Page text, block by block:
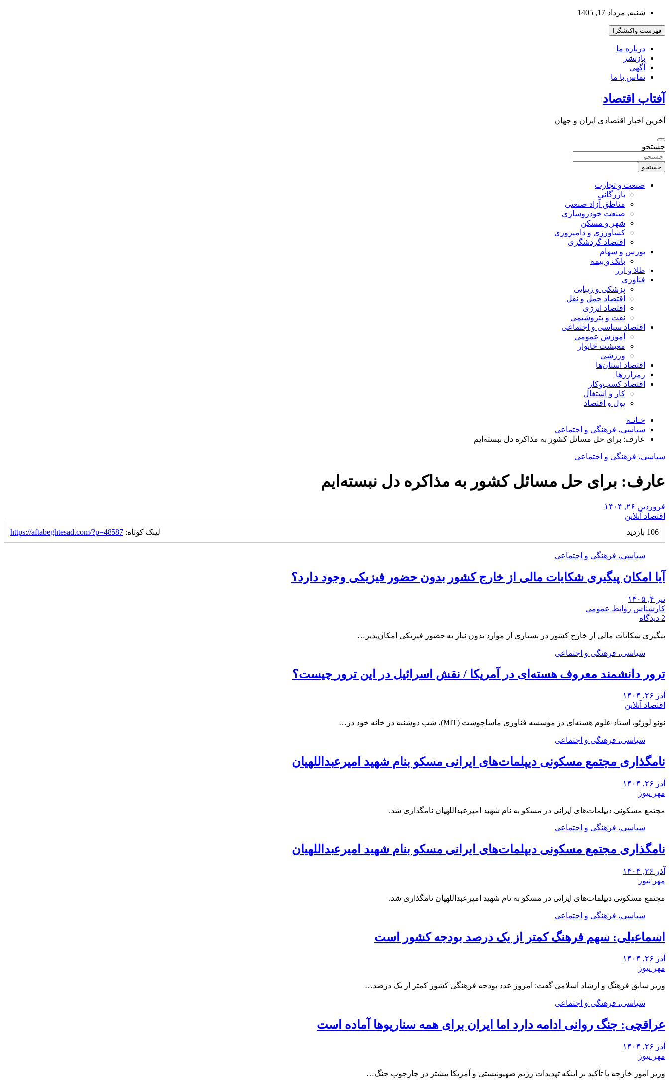
بروید
شنبه, مرداد 17, 1405
فهرست واکنشگرا
درباره ما
بازنشر
آگهی
تماس با ما
آفتاب اقتصاد
آخرین اخبار اقتصادی ایران و جهان
جستجو
جستجو
صنعت و تجارت
بازرگانی
مناطق آزاد صنعتی
صنعت خودروسازی
شهر و مسکن
کشاورزی و دامپروری
اقتصاد گردشگری
بورس و سهام
بانک و بیمه
طلا و ارز
فناوری
پزشکی و زیبایی
اقتصاد حمل و نقل
اقتصاد انرژی
نفت و پتروشیمی
اقتصاد سیاسی و اجتماعی
آموزش عمومی
معیشت خانوار
ورزشی
اقتصاد استان‌ها
رمزارزها
اقتصاد کسب‌و‌کار
کار و اشتغال
پول و اقتصاد
خـانـه
سیاسی، فرهنگی و اجتماعی
عارف: برای حل مسائل کشور به مذاکره دل نبسته‌ایم
سیاسی، فرهنگی و اجتماعی
عارف: برای حل مسائل کشور به مذاکره دل نبسته‌ایم
فروردین ۲۶, ۱۴۰۴
اقتصاد آنلاین
106 بازدید
لینک کوتاه: https://aftabeghtesad.com/?p=48587
سیاسی، فرهنگی و اجتماعی
آیا امکان پیگیری شکایات مالی از خارج کشور بدون حضور فیزیکی وجود دارد؟
تیر ۴, ۱۴۰۵
کارشناس روابط عمومی
2 دیدگاه
پیگیری شکایات مالی از خارج کشور در بسیاری از موارد بدون نیاز به حضور فیزیکی امکان‌پذیر…
سیاسی، فرهنگی و اجتماعی
ترور دانشمند معروف هسته‌ای در آمریکا / نقش اسرائیل در این ترور چیست؟
آذر ۲۶, ۱۴۰۴
اقتصاد آنلاین
نونو لورئو، استاد علوم هسته‌ای در مؤسسه فناوری ماساچوست (MIT)، شب دوشنبه در خانه خود در…
سیاسی، فرهنگی و اجتماعی
نامگذاری مجتمع مسکونی دیپلمات‌های ایرانی مسکو بنام شهید امیرعبداللهیان
آذر ۲۶, ۱۴۰۴
مهر نیوز
مجتمع مسکونی دیپلمات‌های ایرانی در مسکو به نام شهید امیرعبداللهیان نامگذاری شد.
سیاسی، فرهنگی و اجتماعی
نامگذاری مجتمع مسکونی دیپلمات‌های ایرانی مسکو بنام شهید امیرعبداللهیان
آذر ۲۶, ۱۴۰۴
مهر نیوز
مجتمع مسکونی دیپلمات‌های ایرانی در مسکو به نام شهید امیرعبداللهیان نامگذاری شد.
سیاسی، فرهنگی و اجتماعی
اسماعیلی: سهم فرهنگ کمتر از یک درصد بودجه کشور است
آذر ۲۶, ۱۴۰۴
مهر نیوز
وزیر سابق فرهنگ و ارشاد اسلامی گفت: امروز عدد بودجه فرهنگی کشور کمتر از یک درصد…
سیاسی، فرهنگی و اجتماعی
عراقچی: جنگ روانی ادامه دارد اما ایران برای همه سناریوها آماده است
آذر ۲۶, ۱۴۰۴
مهر نیوز
وزیر امور خارجه با تأکید بر اینکه تهدیدات رژیم صهیونیستی و آمریکا بیشتر در چارچوب جنگ…